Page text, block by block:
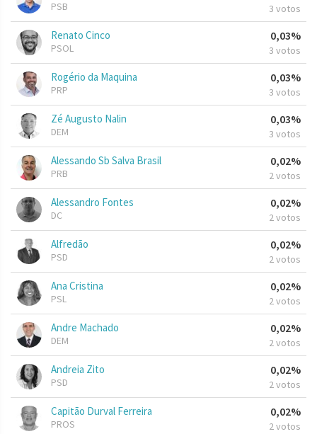
PSB 3 votos
Renato Cinco
PSOL
0,03%
3 votos
Rogério da Maquina
PRP
0,03%
3 votos
Zé Augusto Nalin
DEM
0,03%
3 votos
Alessando Sb Salva Brasil
PRB
0,02%
2 votos
Alessandro Fontes
DC
0,02%
2 votos
Alfredão
PSD
0,02%
2 votos
Ana Cristina
PSL
0,02%
2 votos
Andre Machado
DEM
0,02%
2 votos
Andreia Zito
PSD
0,02%
2 votos
Capitão Durval Ferreira
PROS
0,02%
2 votos